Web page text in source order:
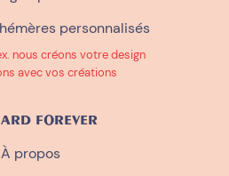
personnalisés
nous créons votre design
avec vos créations
FOREVER
À propos